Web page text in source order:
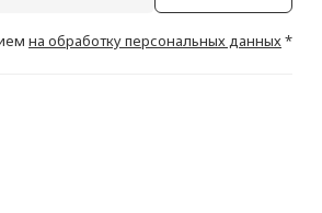
на обработку персональных данных*